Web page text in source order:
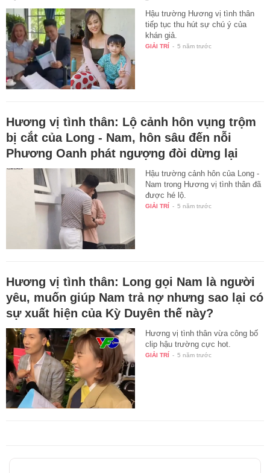
Hậu trường Hương vị tình thân
tiếp tục thu hút sự chú ý của
khán giả.
GIẢI TRÍ - 5 năm trước
Hương vị tình thân: Lộ cảnh hôn vụng trộm
bị cắt của Long - Nam, hôn sâu đến nỗi
Phương Oanh phát ngượng đòi dừng lại
Hậu trường cảnh hôn của Long -
Nam trong Hương vị tình thân đã
được hé lộ.
GIẢI TRÍ - 5 năm trước
Hương vị tình thân: Long gọi Nam là người
yêu, muốn giúp Nam trả nợ nhưng sao lại có
sự xuất hiện của Kỳ Duyên thế này?
Hương vị tình thân vừa công bố
clip hậu trường cực hot.
GIẢI TRÍ - 5 năm trước